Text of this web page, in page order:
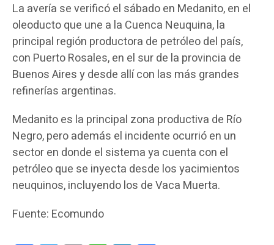
La avería se verificó el sábado en Medanito, en el
oleoducto que une a la Cuenca Neuquina, la
principal región productora de petróleo del país,
con Puerto Rosales, en el sur de la provincia de
Buenos Aires y desde allí con las más grandes
refinerías argentinas.
Medanito es la principal zona productiva de Río
Negro, pero además el incidente ocurrió en un
sector en donde el sistema ya cuenta con el
petróleo que se inyecta desde los yacimientos
neuquinos, incluyendo los de Vaca Muerta.
Fuente: Ecomundo